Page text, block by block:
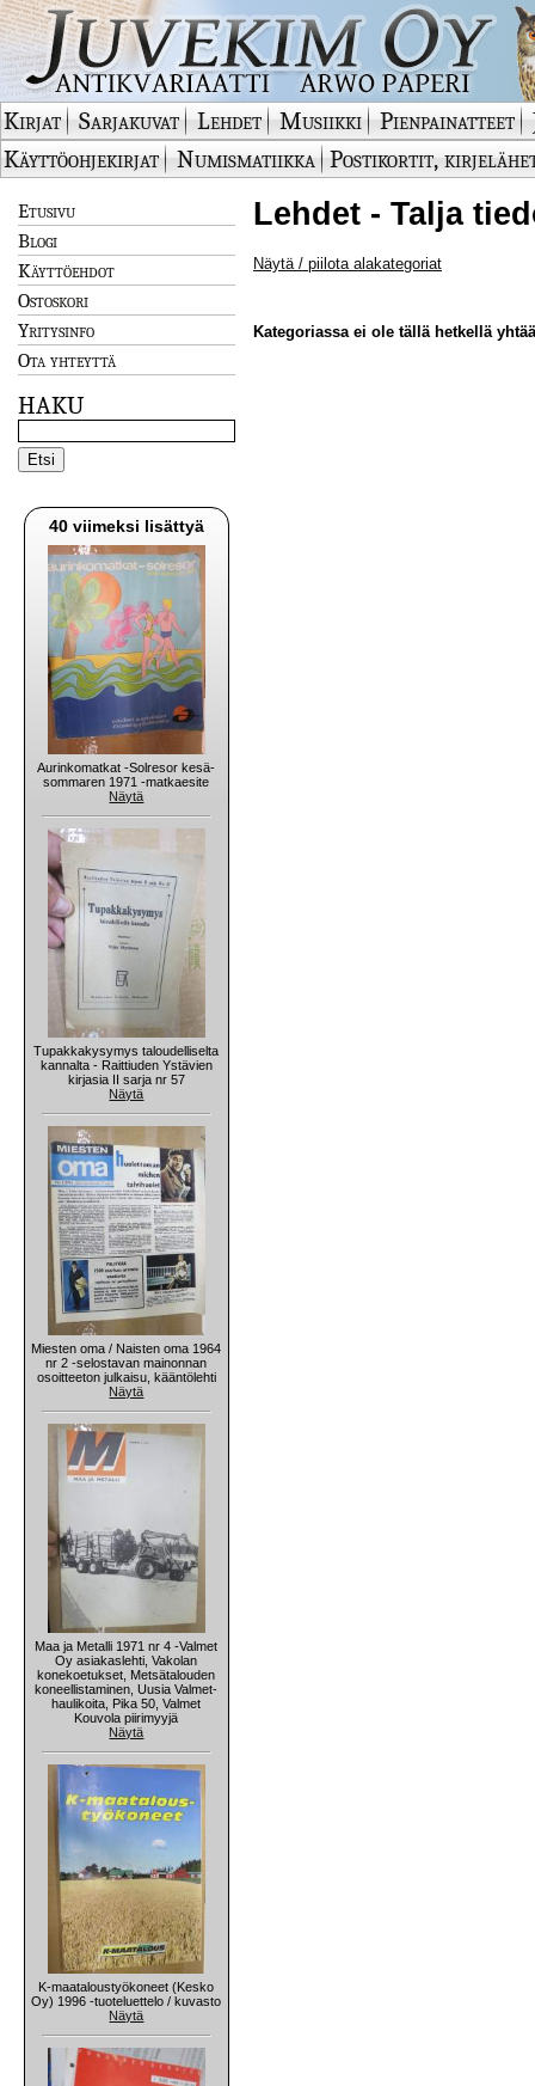
Kirjat Sarjakuvat Lehdet Musiikki Pienpainatteet
Käyttöohjekirjat
Numismatiikka Postikortit,
Etusivu
Blogi
Käyttöehdot
Ostoskori
Yritysinfo
Ota yhteyttä
HAKU
40 viimeksi lisättyä
Aurinkomatkat -Solresor kesä-
sommaren 1971 -matkaesite
Näytä
Tupakkakysymys taloudelliselta
kannalta - Raittiuden Ystävien
kirjasia II sarja nr 57
Näytä
Miesten oma / Naisten oma 1964
nr 2 -selostavan mainonnan
osoitteeton julkaisu, kääntölehti
Näytä
Maa ja Metalli 1971 nr 4 -Valmet
Oy asiakaslehti, Vakolan
konekoetukset, Metsätalouden
koneellistaminen, Uusia Valmet-
haulikoita, Pika 50, Valmet
Kouvola piirimyyjä
Näytä
K-maataloustyökoneet (Kesko
Oy) 1996 -tuoteluettelo / kuvasto
Näytä
Lehdet - Talja
Näytä / piilota alakategoriat
Kategoriassa ei ole tällä hetkellä